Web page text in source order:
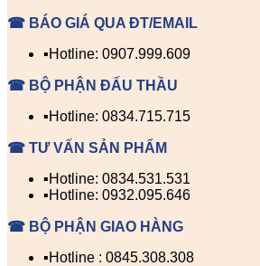
☎ BÁO GIÁ QUA ĐT/EMAIL
▪️Hotline: 0907.999.609
☎ BỘ PHẬN ĐẤU THẦU
▪️Hotline: 0834.715.715
☎ TƯ VẤN SẢN PHẨM
▪️Hotline: 0834.531.531
▪️Hotline: 0932.095.646
☎ BỘ PHẬN GIAO HÀNG
▪️Hotline : 0845.308.308